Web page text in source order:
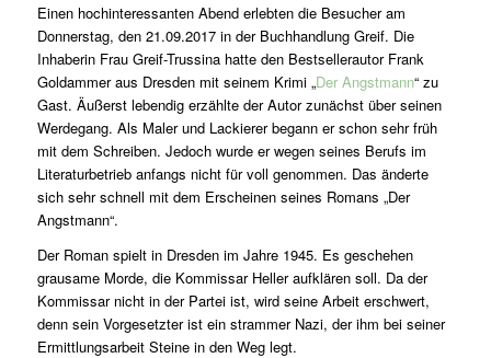
Einen hochinteressanten Abend erlebten die Besucher am
Donnerstag, den 21.09.2017 in der Buchhandlung Greif. Die
Inhaberin Frau Greif-Trussina hatte den Bestsellerautor Frank
Goldammer aus Dresden mit seinem Krimi „Der Angstmann“ zu
Gast. Äußerst lebendig erzählte der Autor zunächst über seinen
Werdegang. Als Maler und Lackierer begann er schon sehr früh
mit dem Schreiben. Jedoch wurde er wegen seines Berufs im
Literaturbetrieb anfangs nicht für voll genommen. Das änderte
sich sehr schnell mit dem Erscheinen seines Romans „Der
Angstmann“.
Der Roman spielt in Dresden im Jahre 1945. Es geschehen
grausame Morde, die Kommissar Heller aufklären soll. Da der
Kommissar nicht in der Partei ist, wird seine Arbeit erschwert,
denn sein Vorgesetzter ist ein strammer Nazi, der ihm bei seiner
Ermittlungsarbeit Steine in den Weg legt.